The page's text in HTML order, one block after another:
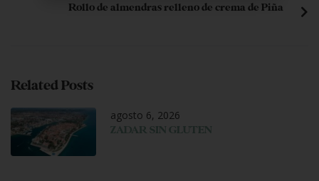
Rollo de almendras relleno de crema de Piña
Related Posts
agosto 6, 2026
ZADAR SIN GLUTEN